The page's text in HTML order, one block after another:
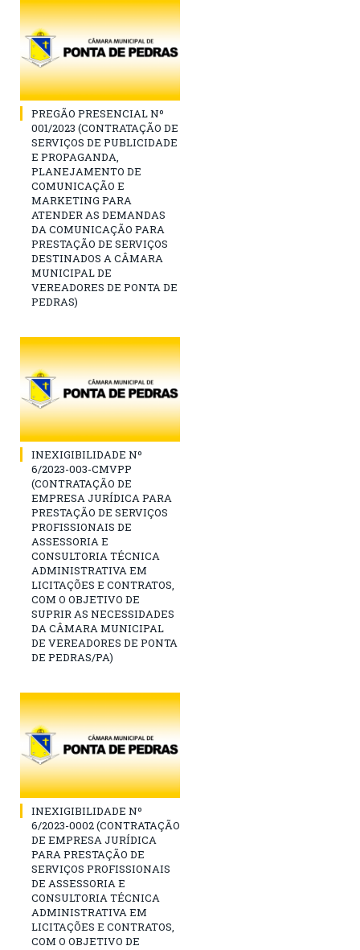
PREGÃO PRESENCIAL Nº
001/2023 (CONTRATAÇÃO DE
SERVIÇOS DE PUBLICIDADE
E PROPAGANDA,
PLANEJAMENTO DE
COMUNICAÇÃO E
MARKETING PARA
ATENDER AS DEMANDAS
DA COMUNICAÇÃO PARA
PRESTAÇÃO DE SERVIÇOS
DESTINADOS A CÂMARA
MUNICIPAL DE
VEREADORES DE PONTA DE
PEDRAS)
INEXIGIBILIDADE Nº
6/2023-003-CMVPP
(CONTRATAÇÃO DE
EMPRESA JURÍDICA PARA
PRESTAÇÃO DE SERVIÇOS
PROFISSIONAIS DE
ASSESSORIA E
CONSULTORIA TÉCNICA
ADMINISTRATIVA EM
LICITAÇÕES E CONTRATOS,
COM O OBJETIVO DE
SUPRIR AS NECESSIDADES
DA CÂMARA MUNICIPAL
DE VEREADORES DE PONTA
DE PEDRAS/PA)
INEXIGIBILIDADE Nº
6/2023-0002 (CONTRATAÇÃO
DE EMPRESA JURÍDICA
PARA PRESTAÇÃO DE
SERVIÇOS PROFISSIONAIS
DE ASSESSORIA E
CONSULTORIA TÉCNICA
ADMINISTRATIVA EM
LICITAÇÕES E CONTRATOS,
COM O OBJETIVO DE